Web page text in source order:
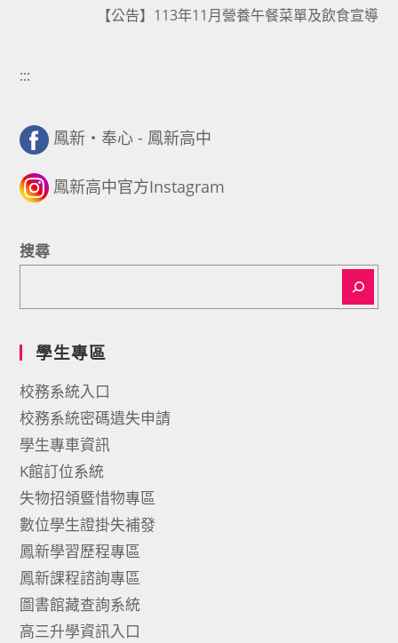
【公告】113年11月營養午餐菜單及飲食宣導
:::
鳳新・奉心 - 鳳新高中
鳳新高中官方Instagram
搜尋
學生專區
校務系統入口
校務系統密碼遺失申請
學生專車資訊
K館訂位系統
失物招領暨惜物專區
數位學生證掛失補發
鳳新學習歷程專區
鳳新課程諮詢專區
圖書館藏查詢系統
高三升學資訊入口